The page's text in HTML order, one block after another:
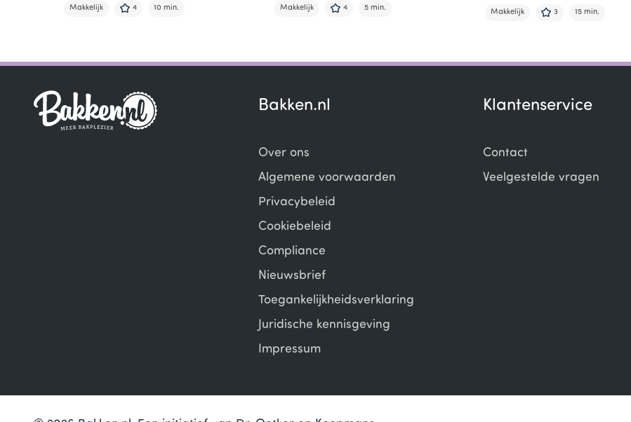
Makkelijk 4 10 min. Makkelijk 4 5 min.
Makkelijk 3 15 min.
of
Bakken.nl
Over ons
Algemene voorwaarden
Privacybeleid
Cookiebeleid
Compliance
Nieuwsbrief
Toegankelijkheidsverklaring
Juridische kennisgeving
Impressum
Klantenservice
Contact
Veelgestelde vragen